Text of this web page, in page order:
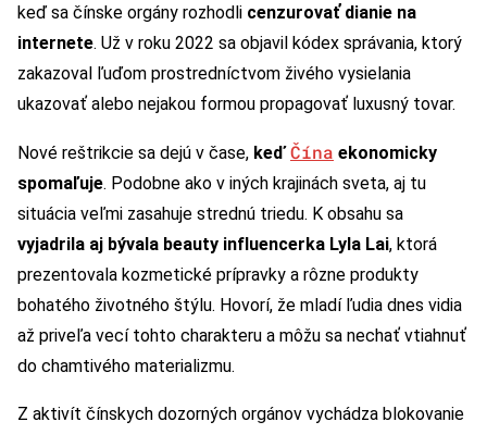
keď sa čínske orgány rozhodli cenzurovať dianie na
internete. Už v roku 2022 sa objavil kódex správania, ktorý
zakazoval ľuďom prostredníctvom živého vysielania
ukazovať alebo nejakou formou propagovať luxusný tovar.
Nové reštrikcie sa dejú v čase, keďČína ekonomicky
spomaľuje. Podobne ako v iných krajinách sveta, aj tu
situácia veľmi zasahuje strednú triedu. K obsahu sa
vyjadrila aj bývala beauty influencerka Lyla Lai, ktorá
prezentovala kozmetické prípravky a rôzne produkty
bohatého životného štýlu. Hovorí, že mladí ľudia dnes vidia
až priveľa vecí tohto charakteru a môžu sa nechať vtiahnuť
do chamtivého materializmu.
Z aktivít čínskych dozorných orgánov vychádza blokovanie